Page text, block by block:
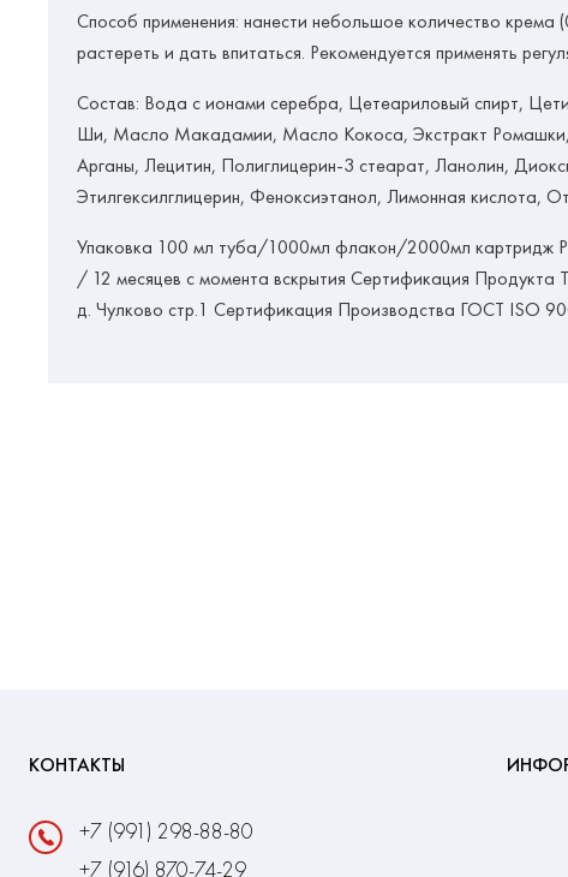
Способ применения: нанести небольшое количество
растереть и дать впитаться. Рекомендуется применять
Состав: Вода с ионами серебра, Цетеариловый спирт,
Ши, Масло Макадамии, Масло Кокоса, Экстракт
Арганы, Лецитин, Полиглицерин-3 стеарат, Ланолин,
Этилгексилглицерин, Феноксиэтанол, Лимонная кислота,
Упаковка 100 мл туба/1000мл флакон/2000мл картридж
/ 12 месяцев с момента вскрытия Сертификация
д. Чулково стр.1 Сертификация Производства ГОСТ ISO
КОНТАКТЫ
+7 (991) 298-88-80
+7 (916) 870-74-29